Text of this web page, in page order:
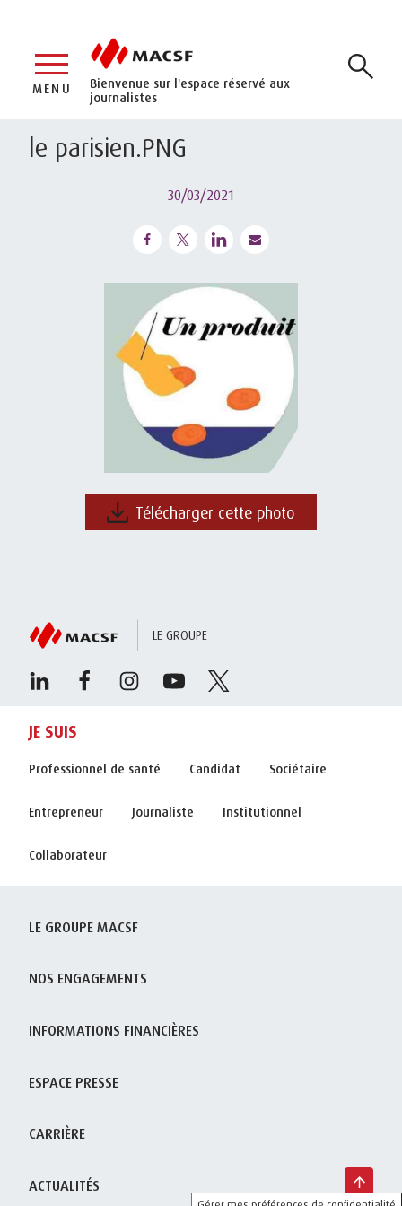
Bienvenue sur l'espace réservé aux
journalistes
MENU
le parisien.PNG
30/03/2021
Télécharger cette photo
LE GROUPE
JE SUIS
Professionnel de santé Candidat Sociétaire
Entrepreneur Journaliste Institutionnel
Collaborateur
LE GROUPE MACSF
NOS ENGAGEMENTS
INFORMATIONS FINANCIÈRES
ESPACE PRESSE
CARRIÈRE
ACTUALITÉS